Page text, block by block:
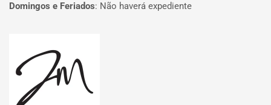
Domingos e Feriados: Não haverá expediente